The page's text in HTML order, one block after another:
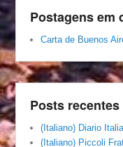
Postagens em
Carta de Buenos
Posts recentes
(Italiano) Diario
(Italiano) Piccoli